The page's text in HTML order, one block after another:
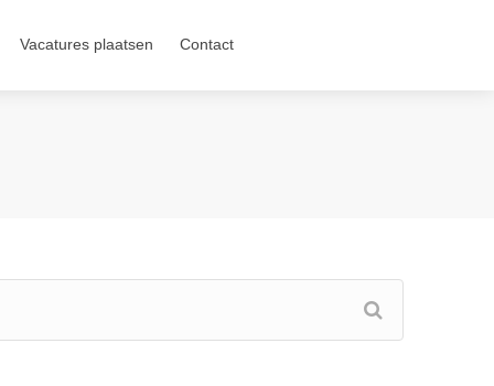
Vacatures plaatsen Contact